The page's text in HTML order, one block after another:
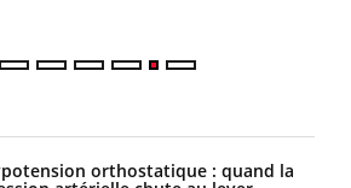
orthostatique : quand la